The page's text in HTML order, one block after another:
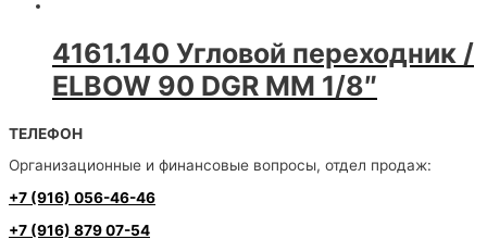
4161.140 Угловой переходник /
ELBOW 90 DGR MM 1/8″
ТЕЛЕФОН
Организационные и финансовые вопросы, отдел продаж:
+7 (916) 056-46-46
+7 (916) 879 07-54